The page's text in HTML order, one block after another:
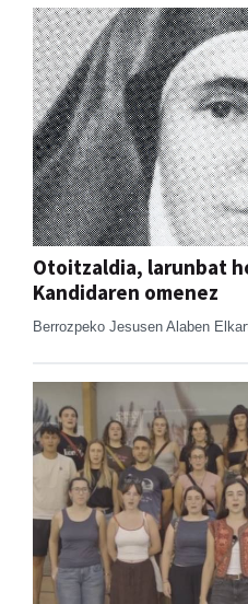
Otoitzaldia, larunbat
Kandidaren omenez
Berrozpeko Jesusen Alaben